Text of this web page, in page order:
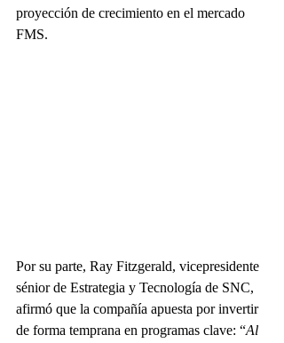
proyección de crecimiento en el mercado
FMS.
Por su parte, Ray Fitzgerald, vicepresidente
sénior de Estrategia y Tecnología de SNC,
afirmó que la compañía apuesta por invertir
de forma temprana en programas clave: “Al